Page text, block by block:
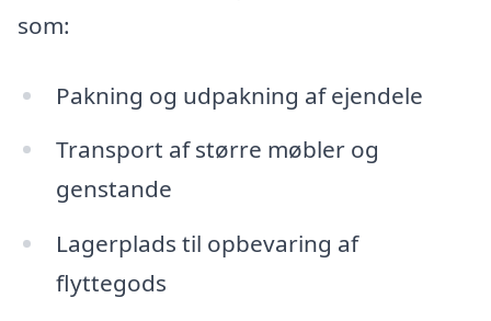
som:
Pakning og udpakning af ejendele
Transport af større møbler og
genstande
Lagerplads til opbevaring af
flyttegods